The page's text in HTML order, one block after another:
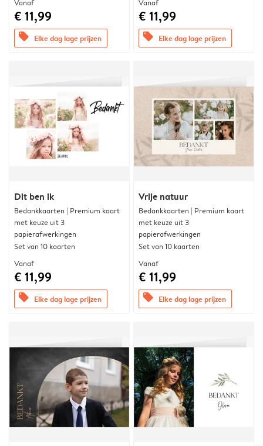
Vanaf
€ 11,99
offers Elke dag lage prijzen
Vanaf
€ 11,99
offers Elke dag lage prijzen
Dit ben ik
Bedankkaarten | Premium kaart
met keuze uit 3
papierafwerkingen
Set van 10 kaarten
Vanaf
€ 11,99
offers Elke dag lage prijzen
Vrije natuur
Bedankkaarten | Premium kaart
met keuze uit 3
papierafwerkingen
Set van 10 kaarten
Vanaf
€ 11,99
offers Elke dag lage prijzen